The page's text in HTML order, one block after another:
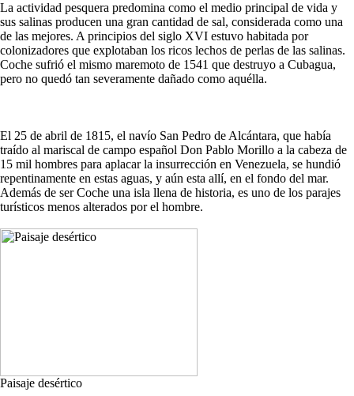
La actividad pesquera predomina como el medio principal de vida y
sus salinas producen una gran cantidad de sal, considerada como una
de las mejores. A principios del siglo XVI estuvo habitada por
colonizadores que explotaban los ricos lechos de perlas de las salinas.
Coche sufrió el mismo maremoto de 1541 que destruyo a Cubagua,
pero no quedó tan severamente dañado como aquélla.
El 25 de abril de 1815, el navío San Pedro de Alcántara, que había
traído al mariscal de campo español Don Pablo Morillo a la cabeza de
15 mil hombres para aplacar la insurrección en Venezuela, se hundió
repentinamente en estas aguas, y aún esta allí, en el fondo del mar.
Además de ser Coche una isla llena de historia, es uno de los parajes
turísticos menos alterados por el hombre.
Paisaje desértico